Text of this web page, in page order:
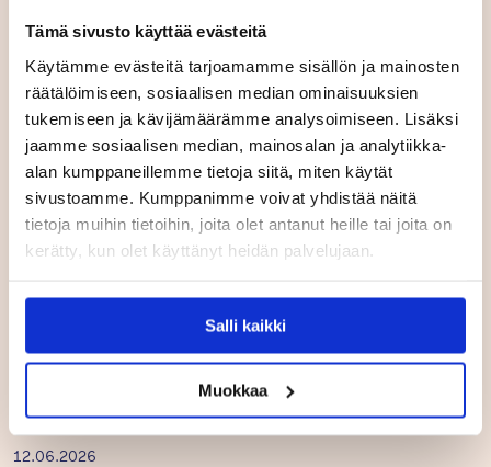
Tämä sivusto käyttää evästeitä
Käytämme evästeitä tarjoamamme sisällön ja mainosten
räätälöimiseen, sosiaalisen median ominaisuuksien
tukemiseen ja kävijämäärämme analysoimiseen. Lisäksi
jaamme sosiaalisen median, mainosalan ja analytiikka-
alan kumppaneillemme tietoja siitä, miten käytät
sivustoamme. Kumppanimme voivat yhdistää näitä
tietoja muihin tietoihin, joita olet antanut heille tai joita on
kerätty, kun olet käyttänyt heidän palvelujaan.
Salli kaikki
Muokkaa
Samankaltaisia postauksia
UUTISET
Mini-Touhula saa jatkoa Oulussa
12.06.2026